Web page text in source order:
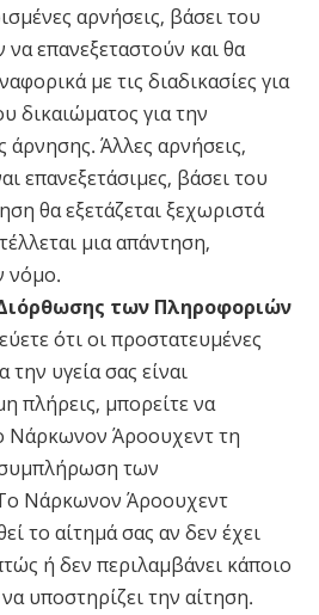
αρνήσεις, βάσει του
επανεξεταστούν και θα
με τις διαδικασίες για
δικαιώματος για την
άρνησης. Άλλες αρνήσεις,
επανεξετάσιμες, βάσει του
θα εξετάζεται ξεχωριστά
μια απάντηση,
νόμο.
των Πληροφοριών
ότι οι προστατευμένες
την υγεία σας είναι
πλήρεις, μπορείτε να
Νάρκωνον Άροουχεντ τη
των
Νάρκωνον Άροουχεντ
το αίτημά σας αν δεν έχει
ή δεν περιλαμβάνει κάποιο
υποστηρίζει την αίτηση.